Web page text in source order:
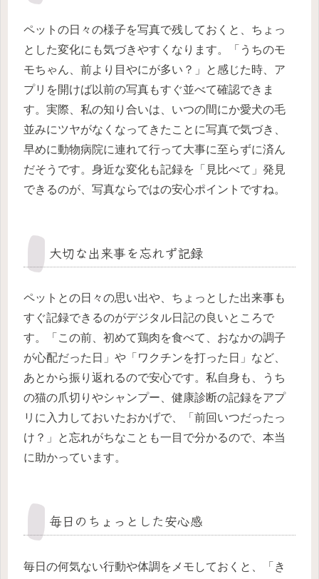
ペットの日々の様子を写真で残しておくと、ちょっ
とした変化にも気づきやすくなります。「うちのモ
モちゃん、前より目やにが多い？」と感じた時、ア
プリを開けば以前の写真もすぐ並べて確認できま
す。実際、私の知り合いは、いつの間にか愛犬の毛
並みにツヤがなくなってきたことに写真で気づき、
早めに動物病院に連れて行って大事に至らずに済ん
だそうです。身近な変化も記録を「見比べて」発見
できるのが、写真ならではの安心ポイントですね。
大切な出来事を忘れず記録
ペットとの日々の思い出や、ちょっとした出来事も
すぐ記録できるのがデジタル日記の良いところで
す。「この前、初めて鶏肉を食べて、おなかの調子
が心配だった日」や「ワクチンを打った日」など、
あとから振り返れるので安心です。私自身も、うち
の猫の爪切りやシャンプー、健康診断の記録をアプ
リに入力しておいたおかげで、「前回いつだったっ
け？」と忘れがちなことも一目で分かるので、本当
に助かっています。
毎日のちょっとした安心感
毎日の何気ない行動や体調をメモしておくと、「き